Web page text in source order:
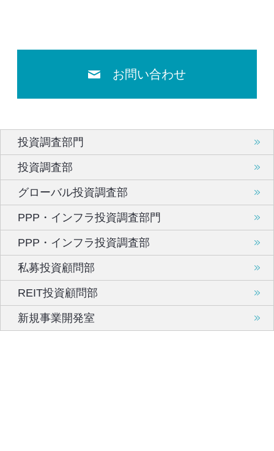
お問い合わせ
投資調査部門
投資調査部
グローバル投資調査部
PPP・インフラ投資調査部門
PPP・インフラ投資調査部
私募投資顧問部
REIT投資顧問部
新規事業開発室